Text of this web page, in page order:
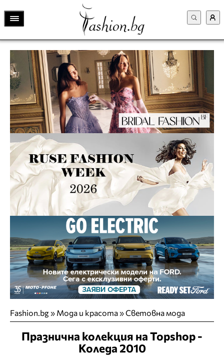
Fashion.bg» Мода и красота»Световна мода
Празнична колекция на Topshop -
Коледа 2010